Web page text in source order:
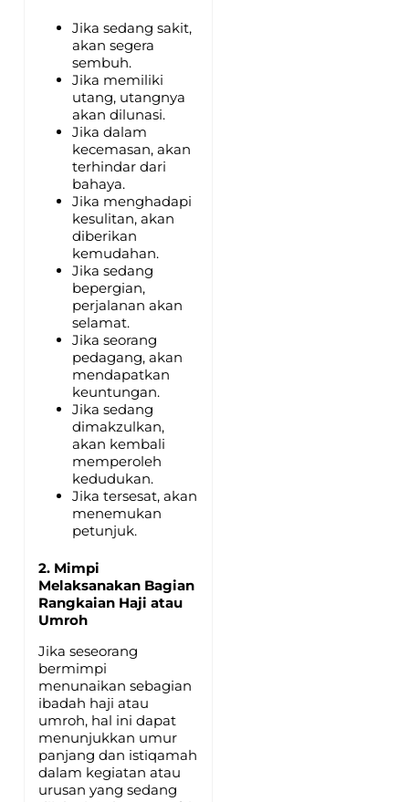
Jika sedang sakit,
akan segera
sembuh.
Jika memiliki
utang, utangnya
akan dilunasi.
Jika dalam
kecemasan, akan
terhindar dari
bahaya.
Jika menghadapi
kesulitan, akan
diberikan
kemudahan.
Jika sedang
bepergian,
perjalanan akan
selamat.
Jika seorang
pedagang, akan
mendapatkan
keuntungan.
Jika sedang
dimakzulkan,
akan kembali
memperoleh
kedudukan.
Jika tersesat, akan
menemukan
petunjuk.
2. Mimpi
Melaksanakan Bagian
Rangkaian Haji atau
Umroh
Jika seseorang
bermimpi
menunaikan sebagian
ibadah haji atau
umroh, hal ini dapat
menunjukkan umur
panjang dan istiqamah
dalam kegiatan atau
urusan yang sedang